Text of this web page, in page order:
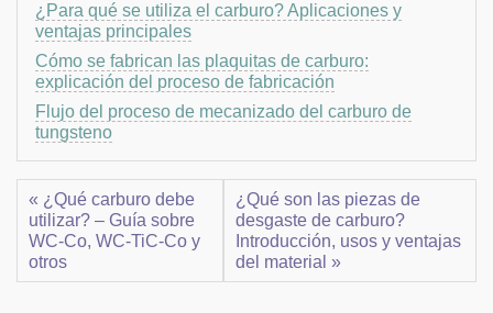
¿Para qué se utiliza el carburo? Aplicaciones y
ventajas principales
Cómo se fabrican las plaquitas de carburo:
explicación del proceso de fabricación
Flujo del proceso de mecanizado del carburo de
tungsteno
« ¿Qué carburo debe
utilizar? – Guía sobre
WC-Co, WC-TiC-Co y
otros
¿Qué son las piezas de
desgaste de carburo?
Introducción, usos y ventajas
del material »